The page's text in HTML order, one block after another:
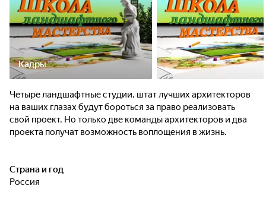
Кадры
Четыре ландшафтные студии, штат лучших архитекторов
на ваших глазах будут бороться за право реализовать
свой проект. Но только две команды архитекторов и два
проекта получат возможность воплощения в жизнь.
Страна и год
Россия